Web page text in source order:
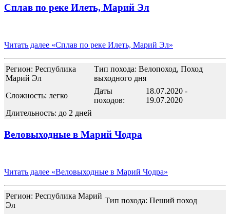
Сплав по реке Илеть, Марий Эл
Читать далее «Сплав по реке Илеть, Марий Эл»
Регион: Республика
Марий Эл
Тип похода: Велопоход, Поход
выходного дня
Сложность: легко
Даты
походов:
18.07.2020 -
19.07.2020
Длительность: до 2 дней
Веловыходные в Марий Чодра
Читать далее «Веловыходные в Марий Чодра»
Регион: Республика Марий
Эл
Тип похода: Пеший поход